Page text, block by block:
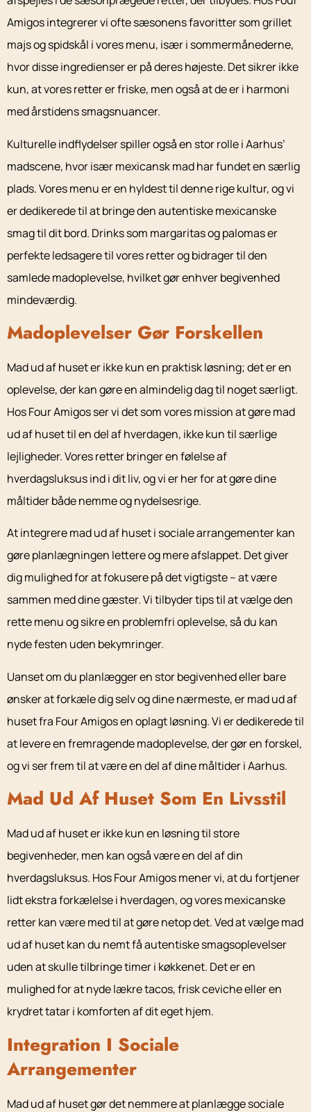
Amigos integrerer vi ofte sæsonens favoritter som grillet
majs og spidskål i vores menu, især i sommermånederne,
hvor disse ingredienser er på deres højeste. Det sikrer ikke
kun, at vores retter er friske, men også at de er i harmoni
med årstidens smagsnuancer.
Kulturelle indflydelser spiller også en stor rolle i Aarhus’
madscene, hvor især mexicansk mad har fundet en særlig
plads. Vores menu er en hyldest til denne rige kultur, og vi
er dedikerede til at bringe den autentiske mexicanske
smag til dit bord. Drinks som margaritas og palomas er
perfekte ledsagere til vores retter og bidrager til den
samlede madoplevelse, hvilket gør enhver begivenhed
mindeværdig.
Madoplevelser Gør Forskellen
Mad ud af huset er ikke kun en praktisk løsning; det er en
oplevelse, der kan gøre en almindelig dag til noget særligt.
Hos Four Amigos ser vi det som vores mission at gøre mad
ud af huset til en del af hverdagen, ikke kun til særlige
lejligheder. Vores retter bringer en følelse af
hverdagsluksus ind i dit liv, og vi er her for at gøre dine
måltider både nemme og nydelsesrige.
At integrere mad ud af huset i sociale arrangementer kan
gøre planlægningen lettere og mere afslappet. Det giver
dig mulighed for at fokusere på det vigtigste – at være
sammen med dine gæster. Vi tilbyder tips til at vælge den
rette menu og sikre en problemfri oplevelse, så du kan
nyde festen uden bekymringer.
Uanset om du planlægger en stor begivenhed eller bare
ønsker at forkæle dig selv og dine nærmeste, er mad ud af
huset fra Four Amigos en oplagt løsning. Vi er dedikerede til
at levere en fremragende madoplevelse, der gør en forskel,
og vi ser frem til at være en del af dine måltider i Aarhus.
Mad Ud Af Huset Som En Livsstil
Mad ud af huset er ikke kun en løsning til store
begivenheder, men kan også være en del af din
hverdagsluksus. Hos Four Amigos mener vi, at du fortjener
lidt ekstra forkælelse i hverdagen, og vores mexicanske
retter kan være med til at gøre netop det. Ved at vælge mad
ud af huset kan du nemt få autentiske smagsoplevelser
uden at skulle tilbringe timer i køkkenet. Det er en
mulighed for at nyde lækre tacos, frisk ceviche eller en
krydret tatar i komforten af dit eget hjem.
Integration I Sociale
Arrangementer
Mad ud af huset gør det nemmere at planlægge sociale